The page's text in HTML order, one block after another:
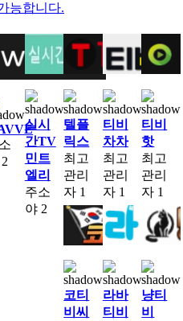
능합니다.
2
실시
간TV
민트
엘리
주소
야 2
텔플
릭스
최고
관리
자 1
티비
차차
최고
관리
자 1
티비
핫
최고
관리
자 1
코티
비씨
라바
티비
냥티
비